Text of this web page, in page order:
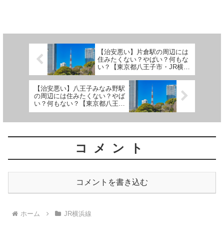
【治安悪い】片倉駅の周辺には
住みたくない？やばい？何もな
い？【東京都八王子市・JR横浜
線】
【治安悪い】八王子みなみ野駅
の周辺には住みたくない？やば
い？何もない？【東京都八王子
市・JR横浜線】【みなみ野シテ
コメント
コメントを書き込む
ホーム JR横浜線